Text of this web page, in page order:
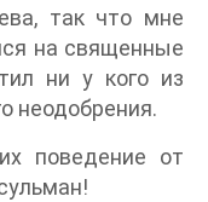
так что мне
на священные
ни у кого из
неодобрения.
поведение от